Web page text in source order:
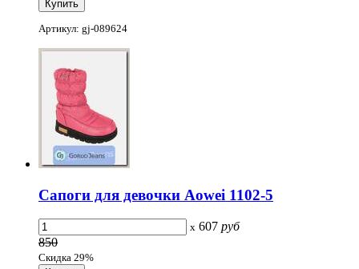
Артикул: gj-089624
Сапоги для девочки Aowei 1102-5
x 607 руб
850
Скидка 29%